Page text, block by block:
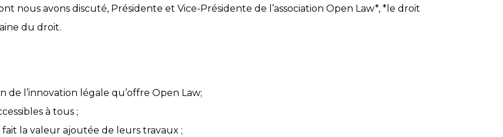
nous avons discuté, Présidente et Vice-Présidente de l’association Open Law*, *le droit
du droit.
de l’innovation légale qu’offre Open Law;
à tous ;
la valeur ajoutée de leurs travaux ;